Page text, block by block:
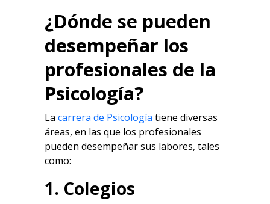
¿Dónde se pueden
desempeñar los
profesionales de la
Psicología?
La carrera de Psicología tiene diversas
áreas, en las que los profesionales
pueden desempeñar sus labores, tales
como:
1. Colegios